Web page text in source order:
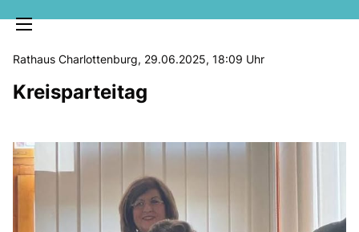
MELDUNGEN
Rathaus Charlottenburg, 29.06.2025, 18:09 Uhr
Kreisparteitag